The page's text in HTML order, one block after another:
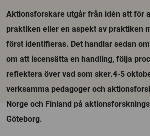
Aktionsforskare utgår från idén att för
praktiken eller en aspekt av praktiken
först identifieras. Det handlar sedan
om att iscensätta en handling, följa
reflektera över vad som sker.4-5
verksamma pedagoger och
Norge och Finland på
Göteborg.